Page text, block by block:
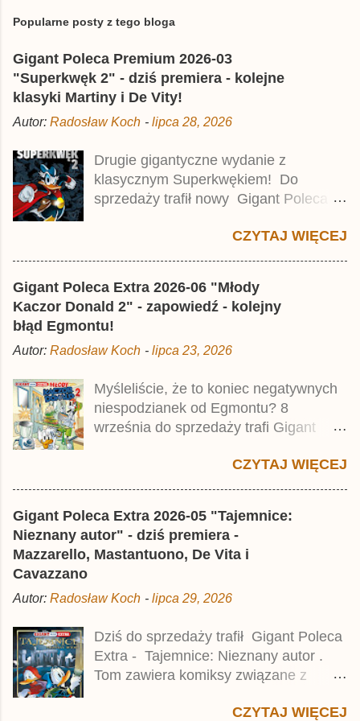
Popularne posty z tego bloga
Gigant Poleca Premium 2026-03
"Superkwęk 2" - dziś premiera - kolejne
klasyki Martiny i De Vity!
Autor: Radosław Koch - lipca 28, 2026
Drugie gigantyczne wydanie z
klasycznym Superkwękiem! Do
sprzedaży trafił nowy Gigant Poleca
Jest to kolejny 624-stronicowy tom z
wynosi 49,99 zł i zamówicie go także z
rabatem na Egmont.pl . Za przekład
odpowiadał Jacek Drewnowski.
Publikacja jest przedrukiem drugiego
Taschenbuch Phantomias Collection ,
który trafił do sprzedaży pod koniec
2025 roku.
CZYTAJ WIĘCEJ
Gigant Poleca Extra 2026-06 "Młody
Kaczor Donald 2" - zapowiedź - kolejny
błąd Egmontu!
Autor: Radosław Koch - lipca 23, 2026
Myśleliście, że to koniec negatywnych
niespodzianek od Egmontu? 8
września do sprzedaży trafi Gigant
Jednak wbrew temu, na co wskazuje
młodego Kaczora Donalda i jego
przyjaciół, lecz prawdopodobnie znajdą
się tam opowieści z wydań 9-10 .
kosztowała 37,99 zł. W środku znajdą
Taschenbuch Young Comics, które
zostały wydane w Niemczech parę
miesięcy temu.
CZYTAJ WIĘCEJ
Gigant Poleca Extra 2026-05 "Tajemnice:
Nieznany autor" - dziś premiera -
Mazzarello, Mastantuono, De Vita i
Cavazzano
Autor: Radosław Koch - lipca 29, 2026
Dziś do sprzedaży trafił Gigant Poleca
Extra - Tajemnice: Nieznany autor .
Tom zawiera komiksy związane z
najmniej kilka ciekawych historii,
CZYTAJ WIĘCEJ